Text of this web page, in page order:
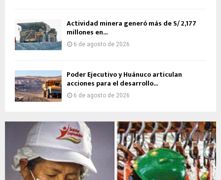
Actividad minera generó más de S/ 2,177
millones en...
6 de agosto de 2026
Poder Ejecutivo y Huánuco articulan
acciones para el desarrollo...
6 de agosto de 2026